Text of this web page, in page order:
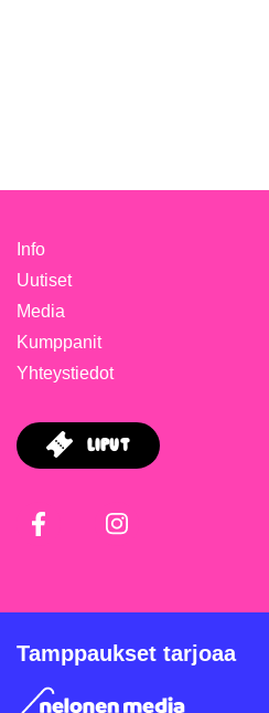
Info
Uutiset
Media
Kumppanit
Yhteystiedot
Liput
Facebook Instagram
Tamppaukset tarjoaa